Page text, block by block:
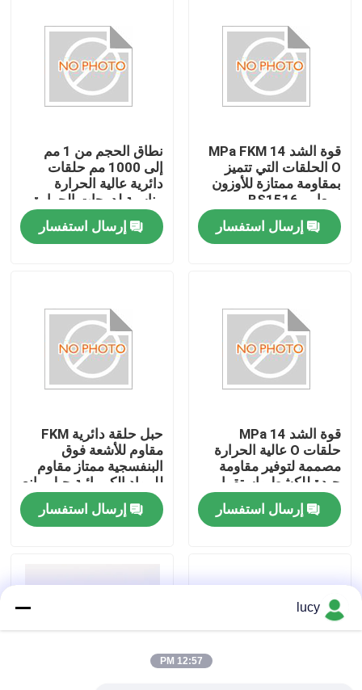
منزل
المنتجات
قوة الشد 14 MPa FKM
O الحلقات التي تتميز
بمقاومة ممتازة للأوزون
ومعايير BS1516
المصممة لحلول الختم
إرسال استفسار
نطاق الحجم من 1 مم
إلى 1000 مم حلقات
دائرية عالية الحرارة
مناسبة لدرجات الحرارة
القصوى من -40 درجة
مئوية إلى 280 درجة
مئوية توفر حلول إحكام
إرسال استفسار
قوة الشد 14 MPa
حلقات O عالية الحرارة
مصممة لتوفير مقاومة
جيدة للكشط واستقرار
الختم طويل الأجل
إرسال استفسار
حبل حلقة دائرية FKM
مقاوم للأشعة فوق
البنفسجية ممتاز مقاوم
للمواد الكيميائية حبل مانع
للتسرب متين مناسب
للبيئات الكيميائية القاسية
إرسال استفسار
lucy
12:57 PM